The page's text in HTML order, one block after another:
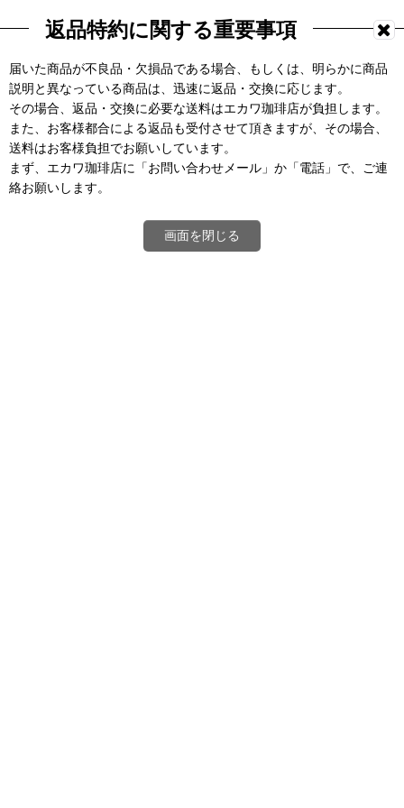
返品特約に関する重要事項
届いた商品が不良品・欠損品である場合、もしくは、明らかに商品
説明と異なっている商品は、迅速に返品・交換に応じます。
その場合、返品・交換に必要な送料はエカワ珈琲店が負担します。
また、お客様都合による返品も受付させて頂きますが、その場合、
送料はお客様負担でお願いしています。
まず、エカワ珈琲店に「お問い合わせメール」か「電話」で、ご連
絡お願いします。
画面を閉じる